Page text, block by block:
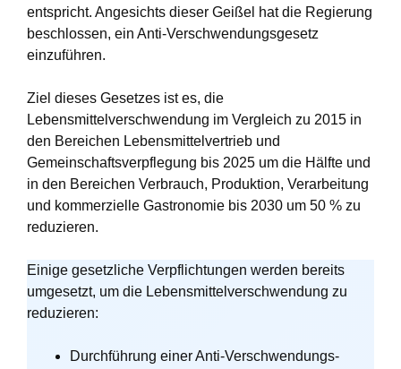
entspricht. Angesichts dieser Geißel hat die Regierung
beschlossen, ein Anti-Verschwendungsgesetz
einzuführen.
Ziel dieses Gesetzes ist es, die
Lebensmittelverschwendung im Vergleich zu 2015 in
den Bereichen Lebensmittelvertrieb und
Gemeinschaftsverpflegung bis 2025 um die Hälfte und
in den Bereichen Verbrauch, Produktion, Verarbeitung
und kommerzielle Gastronomie bis 2030 um 50 % zu
reduzieren.
Einige gesetzliche Verpflichtungen werden bereits
umgesetzt, um die Lebensmittelverschwendung zu
reduzieren:
Durchführung einer Anti-Verschwendungs-